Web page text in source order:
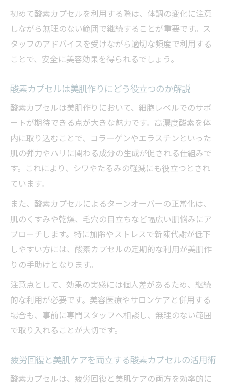
アンチエイジングに酸素カプセルが注目される
酸素カプセルがアンチエイジングに選ばれ
る理由
関係
シワやたるみケアに酸素カプセルが効果的
な理由
酸素カプセル利用でエイジングケアを始め
るコツ
酸素カプセル効果で年齢による変化に立ち
肌悩みへの実感は酸素カプセル何回目から？
酸素カプセルは何回目から美肌効果を感じ
る？
継続利用で変わる酸素カプセルの実感ポイ
ント
肌のハリアップは酸素カプセルでどう変化
するか
シワやくすみ改善は酸素カプセルの頻度が
鍵
感例
シワやくすみ改善サポートの新常識とは
初めて酸素カプセルを利用する際は、体調の変化に注意
しながら無理のない範囲で継続することが重要です。ス
タッフのアドバイスを受けながら適切な頻度で利用する
ことで、安全に美容効果を得られるでしょう。
酸素カプセルは美肌作りにどう役立つのか解説
酸素カプセルは美肌作りにおいて、細胞レベルでのサポ
ートが期待できる点が大きな魅力です。高濃度酸素を体
内に取り込むことで、コラーゲンやエラスチンといった
肌の弾力やハリに関わる成分の生成が促される仕組みで
す。これにより、シワやたるみの軽減にも役立つとされ
ています。
また、酸素カプセルによるターンオーバーの正常化は、
肌のくすみや乾燥、毛穴の目立ちなど幅広い肌悩みにア
プローチします。特に加齢やストレスで新陳代謝が低下
しやすい方には、酸素カプセルの定期的な利用が美肌作
りの手助けとなります。
注意点として、効果の実感には個人差があるため、継続
的な利用が必要です。美容医療やサロンケアと併用する
場合も、事前に専門スタッフへ相談し、無理のない範囲
で取り入れることが大切です。
疲労回復と美肌ケアを両立する酸素カプセルの活用術
酸素カプセルは、疲労回復と美肌ケアの両方を効率的に